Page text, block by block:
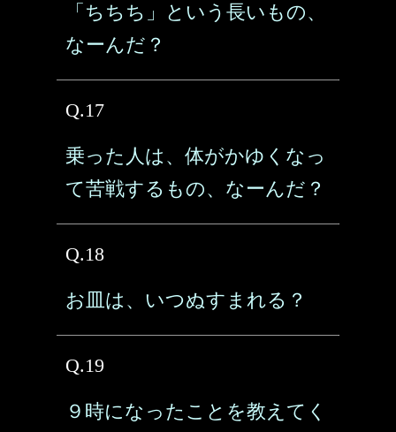
「ちちち」という長いもの、
なーんだ？
Q.17
乗った人は、体がかゆくなっ
て苦戦するもの、なーんだ？
Q.18
お皿は、いつぬすまれる？
Q.19
９時になったことを教えてく